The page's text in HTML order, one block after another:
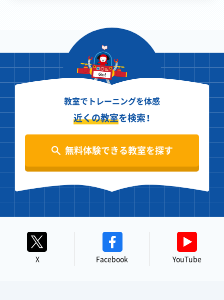
教室でトレーニングを体感
近くの教室を検索！
無料体験できる教室を探す
X Facebook YouTube